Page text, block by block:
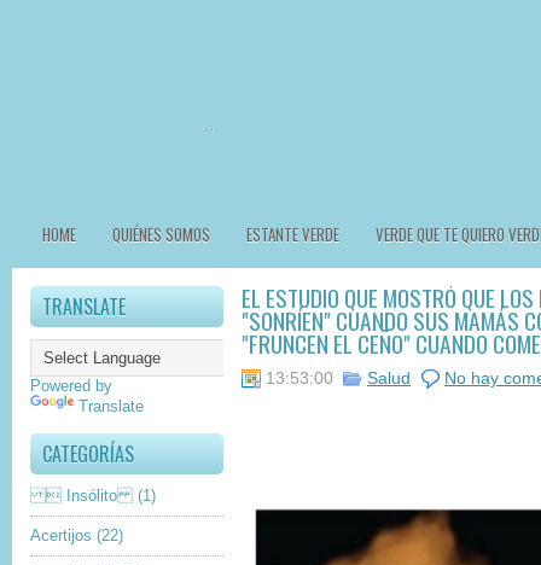
HOME QUIÉNES SOMOS ESTANTE VERDE VERDE QUE TE QUIERO
TRANSLATE
Powered by
Translate
CATEGORÍAS
 Insólito (1)
Acertijos (22)
EL ESTUDIO QUE MOSTRÓ QUE
"SONRÍEN" CUANDO SUS MAMÁS
"FRUNCEN EL CEÑO" CUANDO
13:53:00 Salud No hay